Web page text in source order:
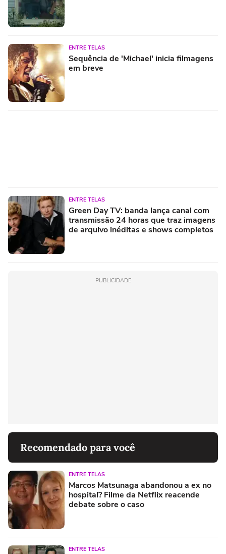
ENTRE TELAS
Sequência de 'Michael' inicia filmagens
em breve
ENTRE TELAS
Green Day TV: banda lança canal com
transmissão 24 horas que traz imagens
de arquivo inéditas e shows completos
PUBLICIDADE
Recomendado para você
ENTRE TELAS
Marcos Matsunaga abandonou a ex no
hospital? Filme da Netflix reacende
debate sobre o caso
ENTRE TELAS